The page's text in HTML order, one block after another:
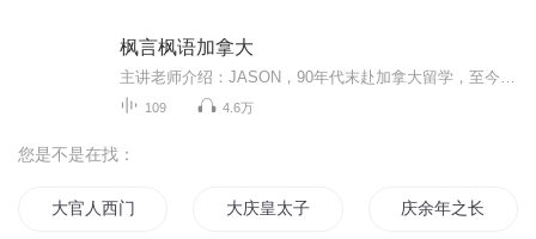
枫言枫语加拿大
109 4.6万
您是不是在找：
大官人西门庆 大庆皇太子 庆余年之长歌行